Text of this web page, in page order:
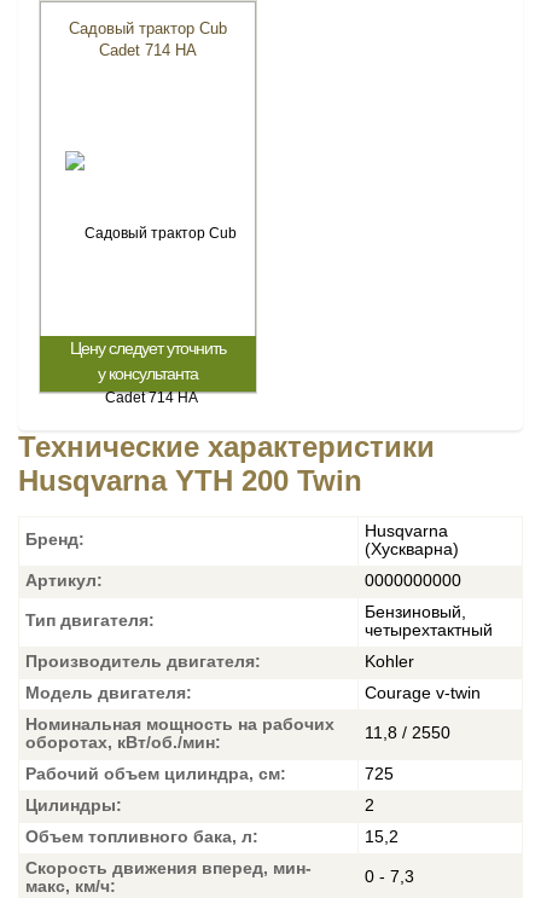
Садовый трактор Cub
Cadet 714 HA
Цену следует уточнить
у консультанта
Технические характеристики
Husqvarna YTH 200 Twin
Бренд:
Husqvarna
(Хускварна)
Артикул:
0000000000
Тип двигателя:
Бензиновый,
четырехтактный
Производитель двигателя:
Kohler
Модель двигателя:
Courage v-twin
Номинальная мощность на рабочих
оборотах, кВт/об./мин:
11,8 / 2550
Рабочий объем цилиндра, см:
725
Цилиндры:
2
Объем топливного бака, л:
15,2
Скорость движения вперед, мин-
макс, км/ч:
0 - 7,3